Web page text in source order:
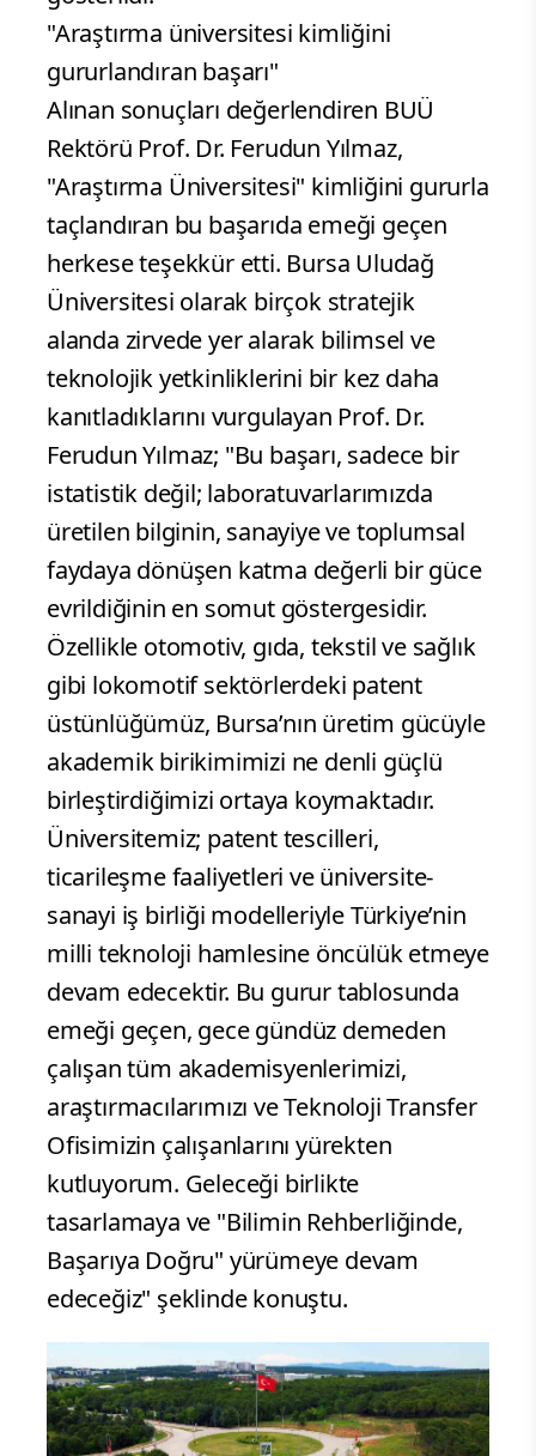
"Araştırma üniversitesi kimliğini
gururlandıran başarı"
Alınan sonuçları değerlendiren BUÜ
Rektörü Prof. Dr. Ferudun Yılmaz,
"Araştırma Üniversitesi" kimliğini gururla
taçlandıran bu başarıda emeği geçen
herkese teşekkür etti. Bursa Uludağ
Üniversitesi olarak birçok stratejik
alanda zirvede yer alarak bilimsel ve
teknolojik yetkinliklerini bir kez daha
kanıtladıklarını vurgulayan Prof. Dr.
Ferudun Yılmaz; "Bu başarı, sadece bir
istatistik değil; laboratuvarlarımızda
üretilen bilginin, sanayiye ve toplumsal
faydaya dönüşen katma değerli bir güce
evrildiğinin en somut göstergesidir.
Özellikle otomotiv, gıda, tekstil ve sağlık
gibi lokomotif sektörlerdeki patent
üstünlüğümüz, Bursa’nın üretim gücüyle
akademik birikimimizi ne denli güçlü
birleştirdiğimizi ortaya koymaktadır.
Üniversitemiz; patent tescilleri,
ticarileşme faaliyetleri ve üniversite-
sanayi iş birliği modelleriyle Türkiye’nin
milli teknoloji hamlesine öncülük etmeye
devam edecektir. Bu gurur tablosunda
emeği geçen, gece gündüz demeden
çalışan tüm akademisyenlerimizi,
araştırmacılarımızı ve Teknoloji Transfer
Ofisimizin çalışanlarını yürekten
kutluyorum. Geleceği birlikte
tasarlamaya ve "Bilimin Rehberliğinde,
Başarıya Doğru" yürümeye devam
edeceğiz" şeklinde konuştu.